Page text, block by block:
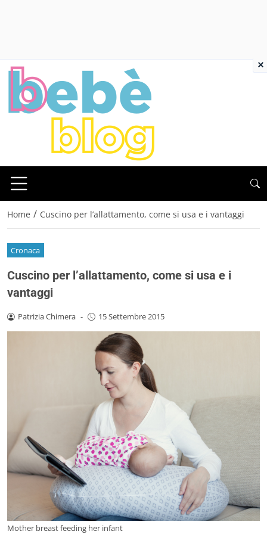
Home / Cuscino per l’allattamento, come si usa e i vantaggi
Cronaca
Cuscino per l’allattamento, come si usa e i
vantaggi
Patrizia Chimera - 15 Settembre 2015
Mother breast feeding her infant
×